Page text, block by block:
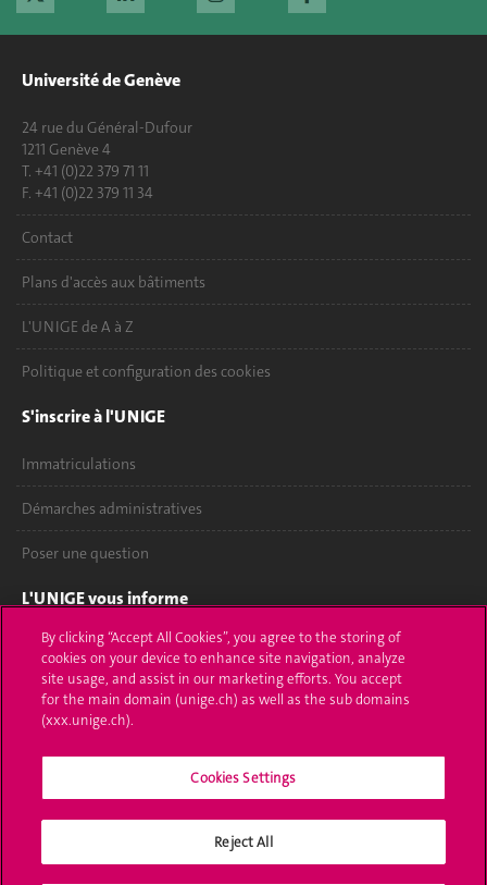
Université de Genève
24 rue du Général-Dufour
1211 Genève 4
T. +41 (0)22 379 71 11
F. +41 (0)22 379 11 34
Contact
Plans d'accès aux bâtiments
L'UNIGE de A à Z
Politique et configuration des cookies
S'inscrire à l'UNIGE
Immatriculations
Démarches administratives
Poser une question
L'UNIGE vous informe
UNIGE Mobile
Médias
Offres d'emploi
Calendrier académique
Médias sociaux UNIGE
By clicking “Accept All Cookies”, you agree to the storing of
cookies on your device to enhance site navigation, analyze
site usage, and assist in our marketing efforts. You accept
for the main domain (unige.ch) as well as the sub domains
(xxx.unige.ch).
Cookies Settings
Reject All